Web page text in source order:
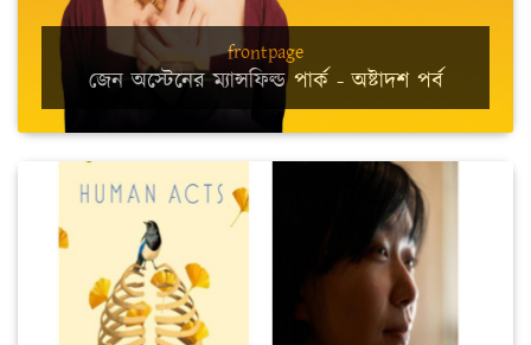
frontpage
জেন অস্টেনের ম্যান্সফিল্ড পার্ক - অষ্টাদশ পর্ব